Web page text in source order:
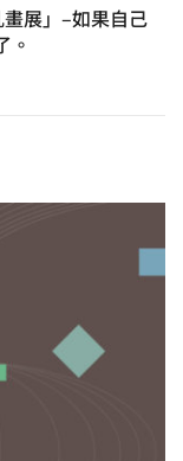
展」–如果自己
。